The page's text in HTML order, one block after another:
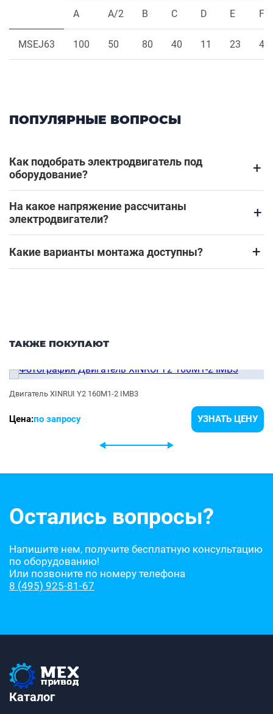
A A/2 B C D E F
MSEJ63 100 50 80 40 11 23 4
ПОПУЛЯРНЫЕ ВОПРОСЫ
Как подобрать электродвигатель под
оборудование?
+
На какое напряжение рассчитаны
электродвигатели?
+
Какие варианты монтажа доступны? +
ТАКЖЕ ПОКУПАЮТ
Двигатель XINRUI Y2 160M1-2 IMB3
Цена:по запросу УЗНАТЬ ЦЕНУ
Остались вопросы?
Напишите нем, получите бесплатную консультацию
по оборудованию!
Или позвоните по номеру телефона
8 (495) 925-81-67
Каталог